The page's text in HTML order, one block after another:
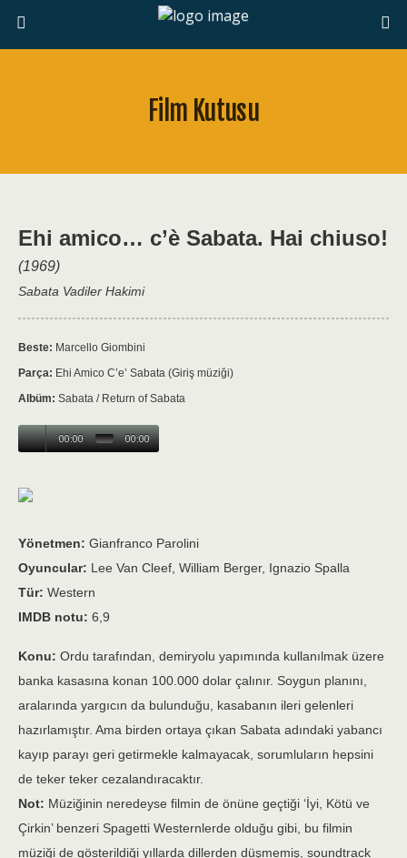
Film Kutusu
Ehi amico… c’è Sabata. Hai chiuso!
(1969)
Sabata Vadiler Hakimi
Beste: Marcello Giombini
Parça: Ehi Amico C’e’ Sabata (Giriş müziği)
Albüm: Sabata / Return of Sabata
00:00 00:00
Yönetmen: Gianfranco Parolini
Oyuncular: Lee Van Cleef, William Berger, Ignazio Spalla
Tür: Western
IMDB notu: 6,9
Konu: Ordu tarafından, demiryolu yapımında kullanılmak üzere
banka kasasına konan 100.000 dolar çalınır. Soygun planını,
aralarında yargıcın da bulunduğu, kasabanın ileri gelenleri
hazırlamıştır. Ama birden ortaya çıkan Sabata adındaki yabancı
kayıp parayı geri getirmekle kalmayacak, sorumluların hepsini
de teker teker cezalandıracaktır.
Not: Müziğinin neredeyse filmin de önüne geçtiği ‘İyi, Kötü ve
Çirkin’ benzeri Spagetti Westernlerde olduğu gibi, bu filmin
müziği de gösterildiği yıllarda dillerden düşmemiş, soundtrack